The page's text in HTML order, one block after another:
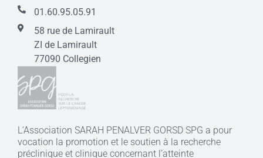
L’Association SARAH PENALVER GORSD SPG a pour
vocation la promotion et le soutien à la recherche
préclinique et clinique concernant l’atteinte
01.60.95.05.91
58 rue de Lamirault
ZI de Lamirault
77090 Collegien